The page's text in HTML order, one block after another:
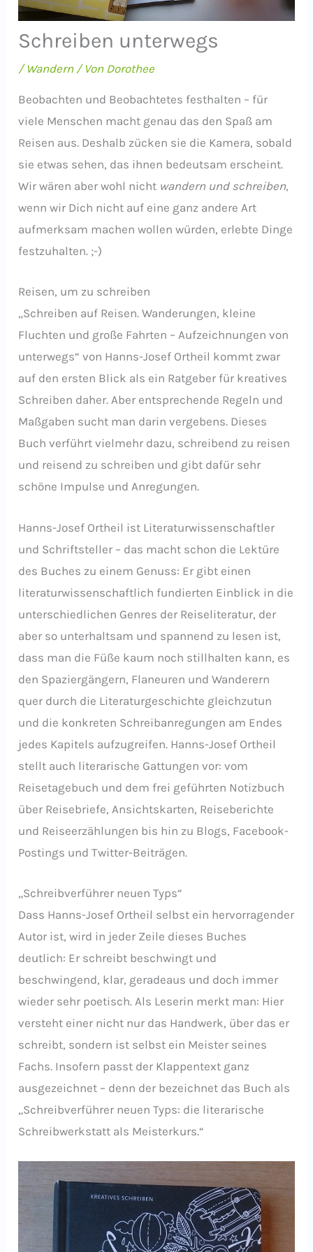
Schreiben unterwegs
/ Wandern/ Von Dorothee
Beobachten und Beobachtetes festhalten – für
viele Menschen macht genau das den Spaß am
Reisen aus. Deshalb zücken sie die Kamera, sobald
sie etwas sehen, das ihnen bedeutsam erscheint.
Wir wären aber wohl nicht wandern und schreiben,
wenn wir Dich nicht auf eine ganz andere Art
aufmerksam machen wollen würden, erlebte Dinge
festzuhalten. ;-)
Reisen, um zu schreiben
„Schreiben auf Reisen. Wanderungen, kleine
Fluchten und große Fahrten – Aufzeichnungen von
unterwegs“ von Hanns-Josef Ortheil kommt zwar
auf den ersten Blick als ein Ratgeber für kreatives
Schreiben daher. Aber entsprechende Regeln und
Maßgaben sucht man darin vergebens. Dieses
Buch verführt vielmehr dazu, schreibend zu reisen
und reisend zu schreiben und gibt dafür sehr
schöne Impulse und Anregungen.
Hanns-Josef Ortheil ist Literaturwissenschaftler
und Schriftsteller – das macht schon die Lektüre
des Buches zu einem Genuss: Er gibt einen
literaturwissenschaftlich fundierten Einblick in die
unterschiedlichen Genres der Reiseliteratur, der
aber so unterhaltsam und spannend zu lesen ist,
dass man die Füße kaum noch stillhalten kann, es
den Spaziergängern, Flaneuren und Wanderern
quer durch die Literaturgeschichte gleichzutun
und die konkreten Schreibanregungen am Endes
jedes Kapitels aufzugreifen. Hanns-Josef Ortheil
stellt auch literarische Gattungen vor: vom
Reisetagebuch und dem frei geführten Notizbuch
über Reisebriefe, Ansichtskarten, Reiseberichte
und Reiseerzählungen bis hin zu Blogs, Facebook-
Postings und Twitter-Beiträgen.
„Schreibverführer neuen Typs“
Dass Hanns-Josef Ortheil selbst ein hervorragender
Autor ist, wird in jeder Zeile dieses Buches
deutlich: Er schreibt beschwingt und
beschwingend, klar, geradeaus und doch immer
wieder sehr poetisch. Als Leserin merkt man: Hier
versteht einer nicht nur das Handwerk, über das er
schreibt, sondern ist selbst ein Meister seines
Fachs. Insofern passt der Klappentext ganz
ausgezeichnet – denn der bezeichnet das Buch als
„Schreibverführer neuen Typs: die literarische
Schreibwerkstatt als Meisterkurs.“